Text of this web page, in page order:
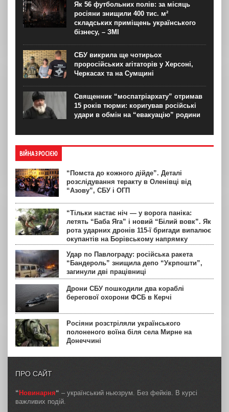
Як 56 футбольних полів: за місяць
росіяни знищили 400 тис. м²
складських приміщень українського
бізнесу, – ЗМІ
СБУ викрила ще чотирьох
проросійських агітаторів у Херсоні,
Черкасах та на Сумщині
Священник “моспатріархату” отримав
15 років тюрми: коригував російські
удари в обмін на “евакуацію” родини
ВІЙНА З РОСІЄЮ
“Помста до кожного дійде”. Деталі
розслідування теракту в Оленівці від
“Азову”, СБУ і ОГП
“Тільки настає ніч — у ворога паніка:
летять “Баба Яга” і новий “Білий вовк”. Як
рота ударних дронів 115-ї бригади випалює
окупантів на Борівському напрямку
Удар по Павлограду: російська ракета
“Бандероль” знищила депо “Укрпошти”,
загинули дві працівниці
Дрони СБУ пошкодили два кораблі
берегової охорони ФСБ в Керчі
Росіяни розстріляли українського
полоненого воїна біля села Мирне на
Донеччині
ПРО САЙТ
“ Новинарня“ – український ньюзрум. Без фейків. В курсі
важливих подій.